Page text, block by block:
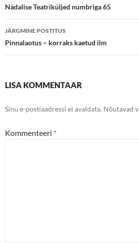
töölaud
Nädalise Teatriküljed numbriga 65
JÄRGMINE POSTITUS
Pinnalaotus – korraks kaetud ilm
LISA KOMMENTAAR
Sinu e-postiaadressi ei avaldata. Nõutavad
Kommenteeri *